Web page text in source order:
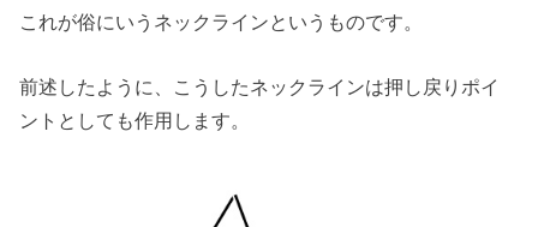
これが俗にいうネックラインというものです。
前述したように、こうしたネックラインは押し戻りポイ
ントとしても作用します。